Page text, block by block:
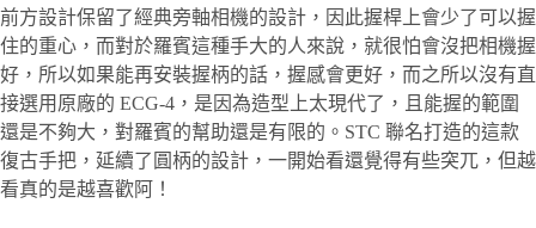
前方設計保留了經典旁軸相機的設計，因此握桿上會少了可以握
住的重心，而對於羅賓這種手大的人來說，就很怕會沒把相機握
好，所以如果能再安裝握柄的話，握感會更好，而之所以沒有直
接選用原廠的 ECG-4，是因為造型上太現代了，且能握的範圍
還是不夠大，對羅賓的幫助還是有限的。STC 聯名打造的這款
復古手把，延續了圓柄的設計，一開始看還覺得有些突兀，但越
看真的是越喜歡阿！